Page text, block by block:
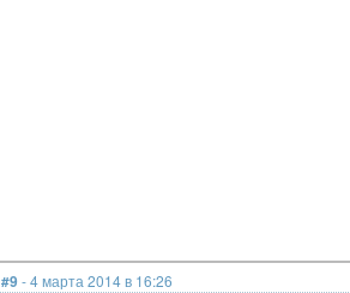
#9- 4 марта 2014 в 16:26